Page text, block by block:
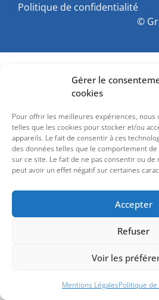
Gérer le
cookies
Pour offrir les meilleures expériences, nous
telles que les cookies pour stocker et/ou
appareils. Le fait de consentir à ces
des données telles que le comportement de
sur ce site. Le fait de ne pas consentir ou
peut avoir un effet négatif sur certaines
Accepter
Refuser
Voir les
Mentions LégalesPolitique
Politique de confidentialité
©